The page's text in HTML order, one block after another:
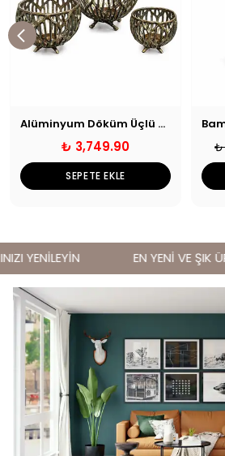
Alüminyum Döküm Üçlü Mumluk Seti Eskitme
₺ 3,749.90
SEPETE EKLE
₺
YENİLEYİN EN YENİ VE ŞIK